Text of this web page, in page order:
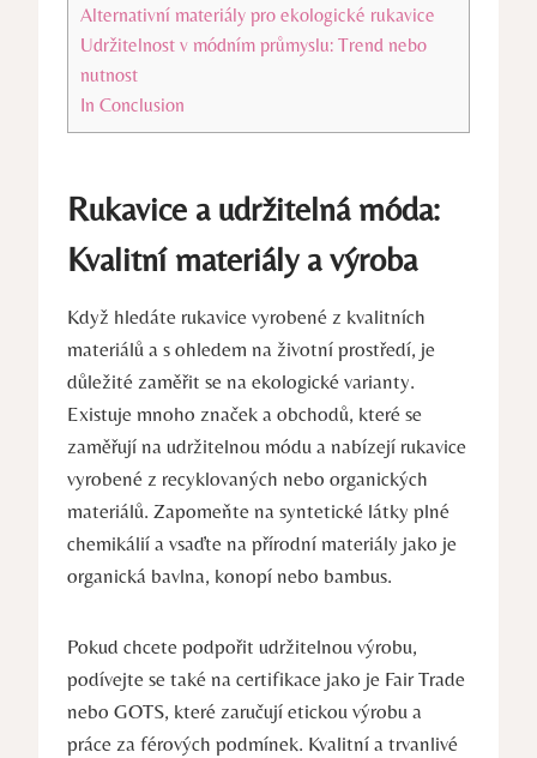
Alternativní materiály pro ekologické rukavice
Udržitelnost v módním ⁢průmyslu: Trend nebo
nutnost
In Conclusion
Rukavice‍ a udržitelná móda:
Kvalitní materiály a ​výroba
Když⁣ hledáte rukavice vyrobené z kvalitních
materiálů a s ohledem na životní prostředí, je
důležité‌ zaměřit se na ekologické⁢ varianty.
Existuje mnoho značek a ‍obchodů, které se
zaměřují na udržitelnou​ módu ⁢a nabízejí rukavice⁤
vyrobené z recyklovaných‌ nebo organických
materiálů. Zapomeňte na⁣ syntetické látky plné
chemikálií a vsaďte na přírodní ‍materiály jako ⁤je
organická bavlna, konopí ⁣nebo bambus.
Pokud chcete ⁤podpořit udržitelnou výrobu,
podívejte se také⁣ na certifikace jako je Fair‍ Trade
nebo GOTS, které zaručují etickou výrobu a
práce za férových podmínek. Kvalitní a trvanlivé